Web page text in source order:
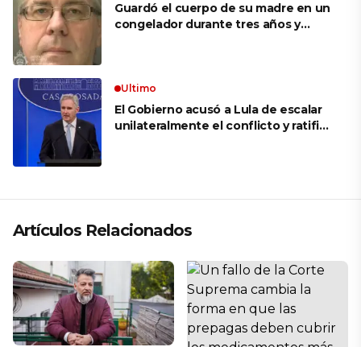
Guardó el cuerpo de su madre en un
congelador durante tres años y
Ultimo
El Gobierno acusó a Lula de escalar
unilateralmente el conflicto y ratificó
Artículos Relacionados